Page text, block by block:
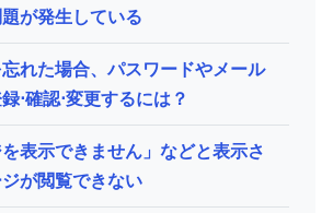
が発生している
れた場合、パスワードやメール
⋅確認⋅変更するには？
を表示できません」などと表示さ
が閲覧できない